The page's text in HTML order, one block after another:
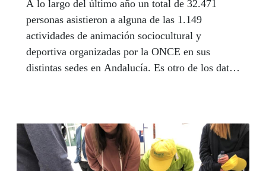
A lo largo del último año un total de 32.471
personas asistieron a alguna de las 1.149
actividades de animación sociocultural y
deportiva organizadas por la ONCE en sus
distintas sedes en Andalucía. Es otro de los datos
cuenta la ONCE realizaron el año pasado más de
11.000 servicios de atención solidaria al
colectivo de afiliados.